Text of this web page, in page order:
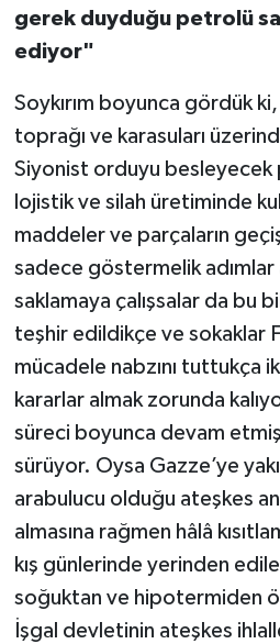
gerek duyduğu petrolü
ediyor"
Soykırım boyunca gördük
toprağı ve karasuları
Siyonist orduyu besleyecek
lojistik ve silah üretiminde
maddeler ve parçaların
sadece göstermelik adımlar
saklamaya çalışsalar da bu
teşhir edildikçe ve sokaklar
mücadele nabzını tuttukça
kararlar almak zorunda
süreci boyunca devam etmiş
sürüyor. Oysa Gazze’ye
arabulucu olduğu ateşkes
almasına rağmen hâlâ
kış günlerinde yerinden
soğuktan ve hipotermiden
İşgal devletinin ateşkes